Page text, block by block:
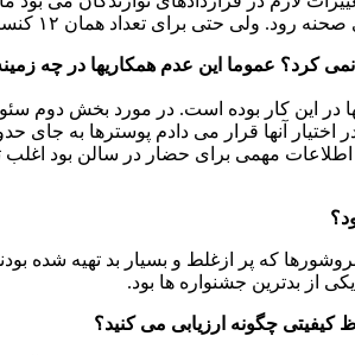
کرد؟ عموما این عدم همکاریها در چه
در این کار بوده است. در مورد بخش دوم
مهمی برای حضار در سالن بود اغلب
که پر ازغلط و بسیار بد تهیه شده
از بدترین جشنواره ها بود.
کیفیتی چگونه ارزیابی می کنید؟